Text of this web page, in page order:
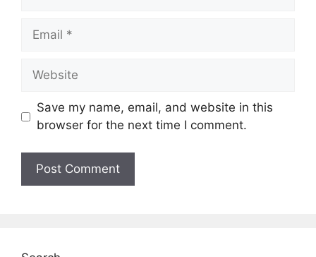
Email
Website
Save my name, email, and website in this
browser for the next time I comment.